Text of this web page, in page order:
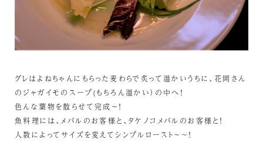
グレはよねちゃんにもらった麦わらで炙って温かいうちに、花岡さん
のジャガイモのスープ(もちろん温かい）の中へ！
色んな葉物を散らせて完成～！
魚料理には、メバルのお客様と、タケノコメバルのお客様と！
人数によってサイズを変えてシンプルロースト～～！